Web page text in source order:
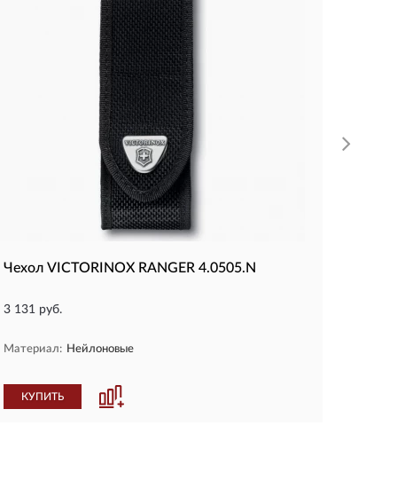
Чехол VICTORINOX RANGER 4.0505.N
3 131 руб.
Материал: Нейлоновые
КУПИТЬ